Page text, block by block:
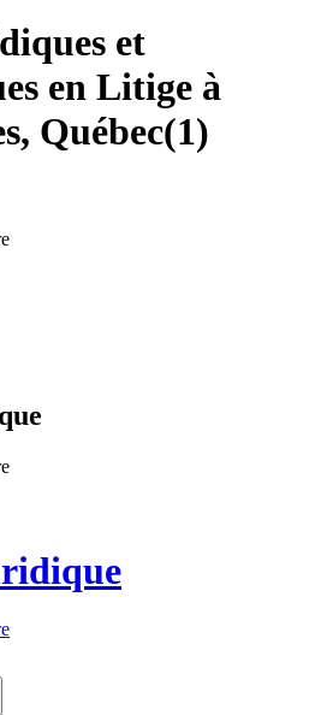
et
en Litige à
Québec(1)